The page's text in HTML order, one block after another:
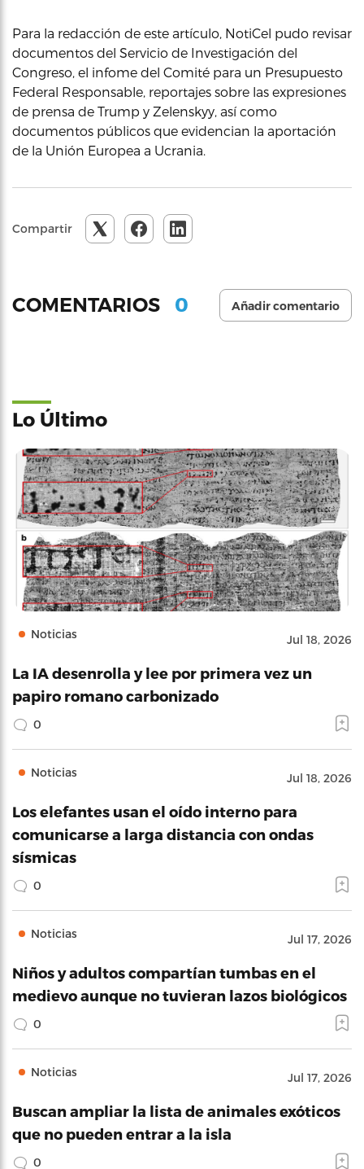
Para la redacción de este artículo, NotiCel pudo revisar
documentos del Servicio de Investigación del
Congreso, el infome del Comité para un Presupuesto
Federal Responsable, reportajes sobre las expresiones
de prensa de Trump y Zelenskyy, así como
documentos públicos que evidencian la aportación
de la Unión Europea a Ucrania.
Compartir
COMENTARIOS 0 Añadir comentario
Lo Último
Noticias Jul 18, 2026
La IA desenrolla y lee por primera vez un
papiro romano carbonizado
0
Noticias Jul 18, 2026
Los elefantes usan el oído interno para
comunicarse a larga distancia con ondas
sísmicas
0
Noticias Jul 17, 2026
Niños y adultos compartían tumbas en el
medievo aunque no tuvieran lazos biológicos
0
Noticias Jul 17, 2026
Buscan ampliar la lista de animales exóticos
que no pueden entrar a la isla
0